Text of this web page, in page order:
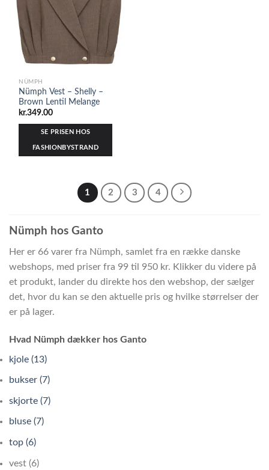
NÜMPH
Nümph Vest – Shelly –
Brown Lentil Melange
kr.349.00
SE PRISEN HOS
FASHIONBYSTRAND
1 2 3 4
Nümph hos Ganto
Her er 66 varer fra Nümph, samlet fra en række danske
webshops, med priser fra 99 til 950 kr. Klikker du videre på
et produkt, lander du direkte hos den webshop, der sælger
det, hvor du kan se den aktuelle pris og hvilke størrelser der
er på lager.
Hvad Nümph dækker hos Ganto
kjole (13)
bukser (7)
skjorte (7)
bluse (7)
top (6)
vest (6)